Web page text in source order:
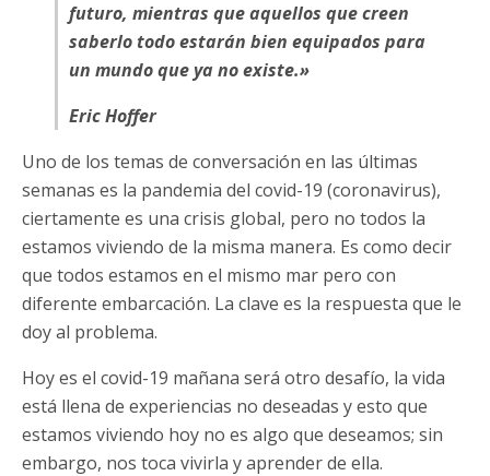
futuro, mientras que aquellos que creen
saberlo todo estarán bien equipados para
un mundo que ya no existe.»
Eric Hoffer
Uno de los temas de conversación en las últimas
semanas es la pandemia del covid-19 (coronavirus),
ciertamente es una crisis global, pero no todos la
estamos viviendo de la misma manera. Es como decir
que todos estamos en el mismo mar pero con
diferente embarcación. La clave es la respuesta que le
doy al problema.
Hoy es el covid-19 mañana será otro desafío, la vida
está llena de experiencias no deseadas y esto que
estamos viviendo hoy no es algo que deseamos; sin
embargo, nos toca vivirla y aprender de ella.